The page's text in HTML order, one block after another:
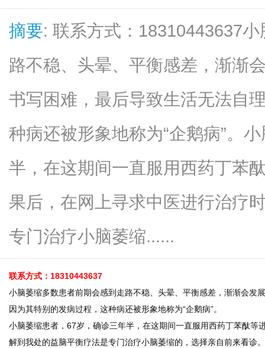
摘要: 联系方式：18310443637
路不稳、头晕、平衡感差，渐渐
书写困难，最后导致生活无法自
种病还被形象地称为“企鹅病”。
半，在这期间一直服用西药丁苯
果后，在网上寻求中医进行治疗
专门治疗小脑萎缩......
联系方式：18310443637
小脑萎缩多数患者前期会感到走路不稳、头晕、平衡感差，渐渐会发
因为其特别的发病过程，这种病还被形象地称为“企鹅病”。
小脑萎缩患者，67岁，确诊三年半，在这期间一直服用西药丁苯酞
解到我处的益脑平衡疗法是专门治疗小脑萎缩的，选择亲自前来看诊。